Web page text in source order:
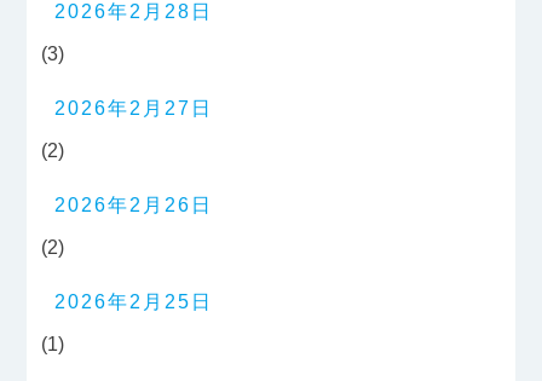
2026年2月28日
(3)
2026年2月27日
(2)
2026年2月26日
(2)
2026年2月25日
(1)